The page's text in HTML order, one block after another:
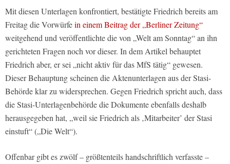
Mit diesen Unterlagen konfrontiert, bestätigte Friedrich bereits am
Freitag die Vorwürfein einem Beitrag der „Berliner Zeitung“
weitgehend und veröffentlichte die von „Welt am Sonntag“ an ihn
gerichteten Fragen noch vor dieser. In dem Artikel behauptet
Friedrich aber, er sei „nicht aktiv für das MfS tätig“ gewesen.
Dieser Behauptung scheinen die Aktenunterlagen aus der Stasi-
Behörde klar zu widersprechen. Gegen Friedrich spricht auch, dass
die Stasi-Unterlagenbehörde die Dokumente ebenfalls deshalb
herausgegeben hat, „weil sie Friedrich als ‚Mitarbeiter’ der Stasi
einstuft“ („Die Welt“).
Offenbar gibt es zwölf – größtenteils handschriftlich verfasste –